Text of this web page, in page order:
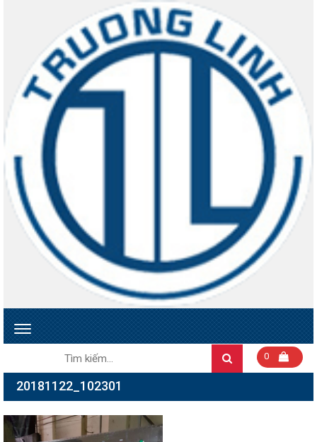
Toggle
Tìm
Search0
20181122_102301